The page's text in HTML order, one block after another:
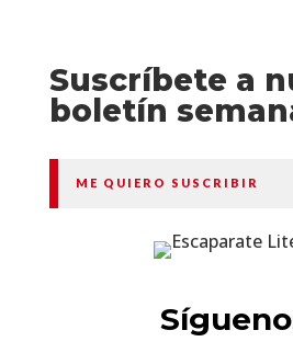
Suscríbete a
boletín
ME QUIERO SUSCRIBIR